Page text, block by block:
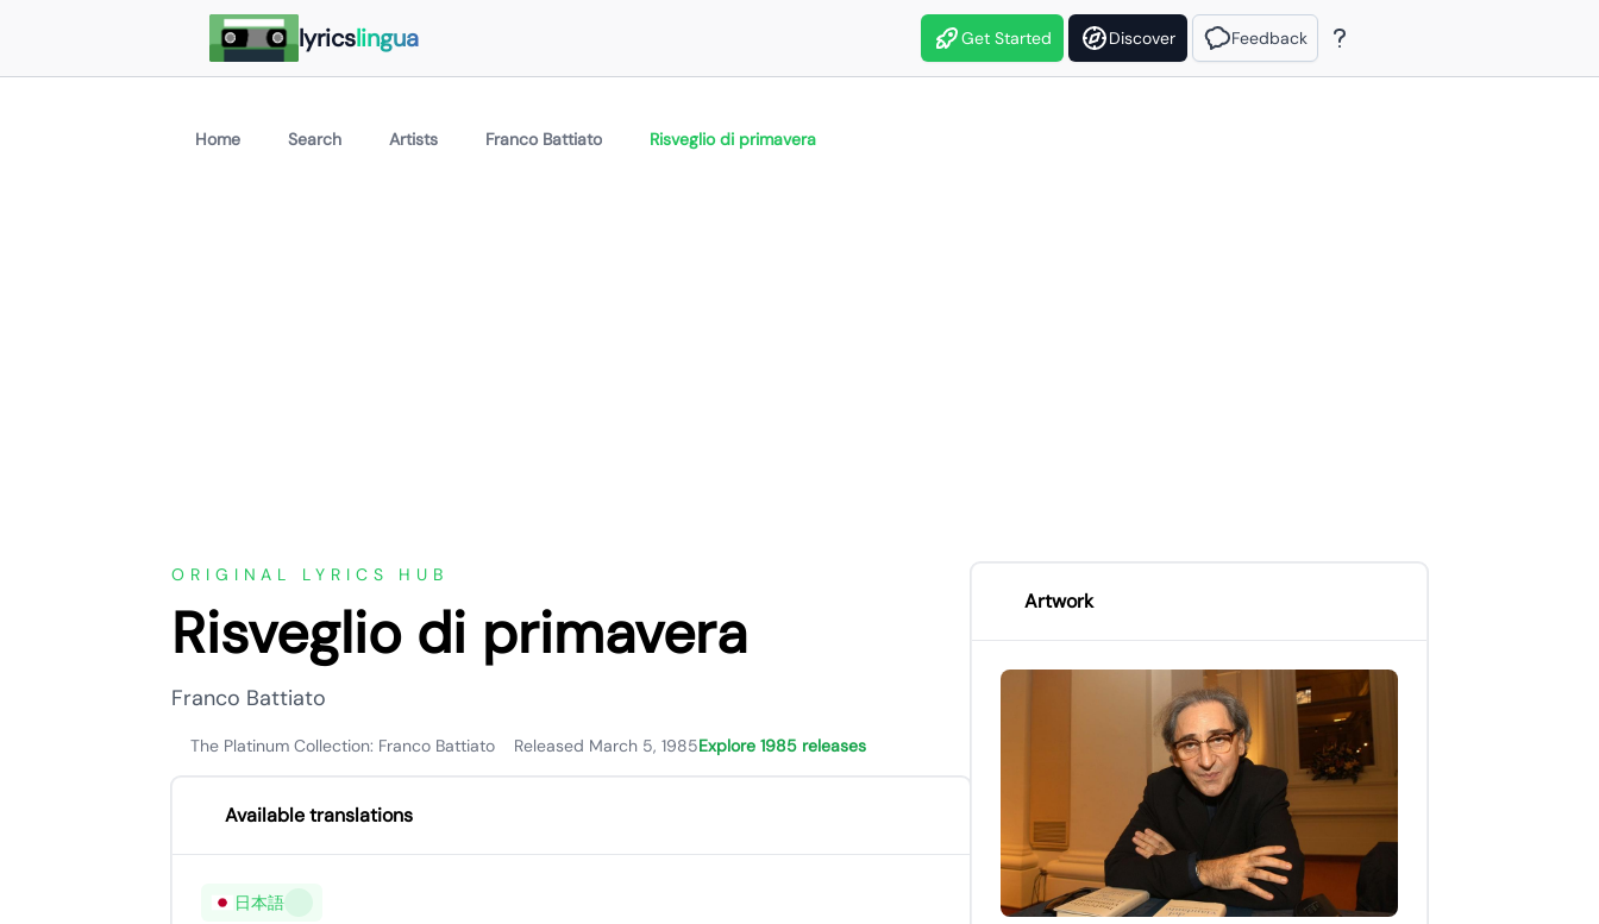
lyricslingua Get Started Discover Feedback
Home Search Artists Franco Battiato Risveglio di primavera
ORIGINAL LYRICS HUB
Risveglio di primavera
Franco Battiato
The Platinum Collection: Franco Battiato Released March 5, 1985Explore 1985 releases
Available translations
日本語
Artwork